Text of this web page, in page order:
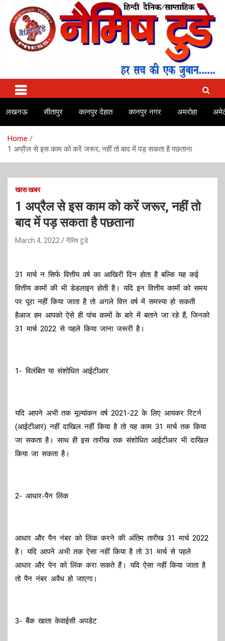
content
Naimish Today
No.1 news channel of India
लखनऊ सीतापुर कानपुर देहात कानपुर नगर अमरोहा
Home
1 अप्रैल से इस काम को करें जरूर, नहीं तो बाद में पड़ सकता है पछताना
खास खबर
1 अप्रैल से इस काम को करें जरूर, नहीं तो
बाद में पड़ सकता है पछताना
March 4, 2022 नैमिष टुडे
31 मार्च न सिर्फ वित्तीय वर्ष का आखिरी दिन होता है बल्कि यह कई
वित्तीय कामों की भी डेडलाइन होती है। यदि इन वित्तीय कामों को समय
पर पूरा नहीं किया जाता है तो अगले वित्त वर्ष में समस्या हो सकती
हैआज हम आपको ऐसे ही पांच कामों के बारे में बताने जा रहे हैं, जिनको
31 मार्च 2022 से पहले किया जाना जरूरी है।
1- विलंबित या संशोधित आईटीआर
यदि आपने अभी तक मूल्यांकन वर्ष 2021-22 के लिए आयकर रिटर्न
(आईटीआर) नहीं दाखिल नहीं किया है तो यह काम 31 मार्च तक किया
जा सकता है। साथ ही इस तारीख तक संशोधित आईटीआर भी दाखिल
किया जा सकता है।
2- आधार-पैन लिंक
आधार और पैन नंबर को लिंक करने की अंतिम तारीख 31 मार्च 2022
है। यदि आपने अभी तक ऐसा नहीं किया है तो 31 मार्च से पहले
आधार और पेन को लिंक करा सकते हैं। यदि ऐसा नहीं किया जाता है
तो पैन नंबर अवैध हो जाएगा।
3- बैंक खाता केवाईसी अपडेट